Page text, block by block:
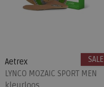
Aetrex
LYNCO MOZAIC SPORT MEN
SALE